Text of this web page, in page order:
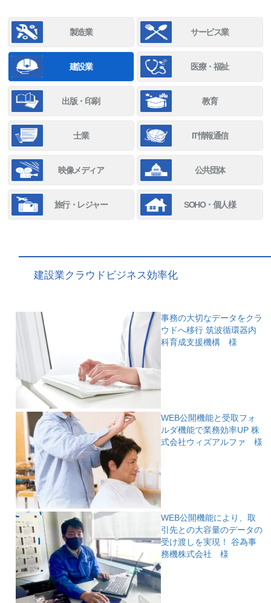
製造業 サービス業
建設業 医療・福祉
出版・印刷 教育
士業 IT情報通信
映像メディア 公共団体
旅行・レジャー SOHO・個人様
建設業クラウドビジネス効率化
事務の大切なデータをクラ
ウドへ移行筑波循環器内
科育成支援機構 様
WEB公開機能と受取フォ
ルダ機能で業務効率UP株
式会社ウィズアルファ 様
WEB公開機能により、取
引先との大容量のデータの
受け渡しを実現！谷為事
務機株式会社 様